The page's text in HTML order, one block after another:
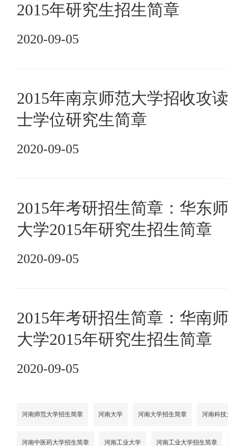
2015年研究生招生简章
2020-09-05
2015年南京师范大学招收攻
士学位研究生简章
2020-09-05
2015年考研招生简章：华东
大学2015年研究生招生简章
2020-09-05
2015年考研招生简章：华南
大学2015年研究生招生简章
2020-09-05
河南师范大学招生简章 河南大学 河南大学招生简章 河南科技
河南中医药大学招生简章 河南工业大学 河南工业大学招生简章